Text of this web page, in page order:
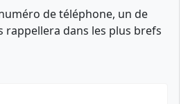
de téléphone, un de
rappellera dans les plus brefs